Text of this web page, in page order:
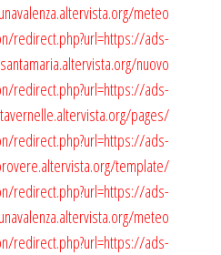
meteo
redirect.php?url=https://ads-
nuovo
redirect.php?url=https://ads-
pages/
redirect.php?url=https://ads-
template/
redirect.php?url=https://ads-
meteo
redirect.php?url=https://ads-